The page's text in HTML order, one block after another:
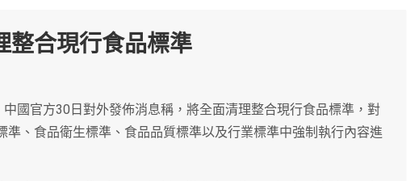
整合現行食品標準
中國官方30日對外發佈消息稱，將全面清理整合現行食品標準，對
準、食品衛生標準、食品品質標準以及行業標準中強制執行內容進